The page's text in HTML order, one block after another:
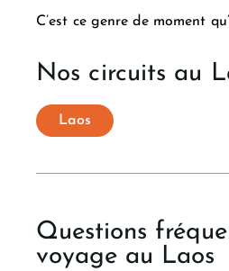
C’est ce genre de moment
Nos circuits au
Laos
Questions
voyage au Laos